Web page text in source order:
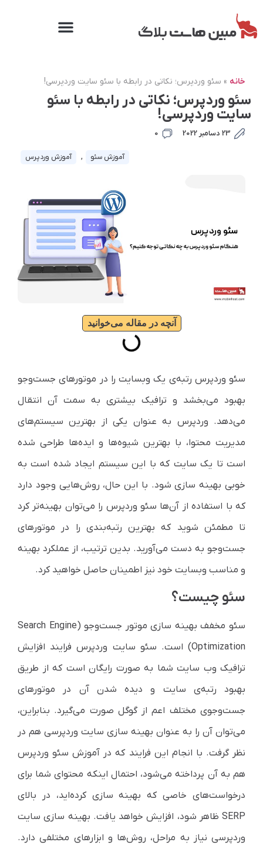
خانه » سئو وردپرس؛ نکاتی در رابطه با سئو سایت وردپرسی!
سئو وردپرس؛ نکاتی در رابطه با سئو
سایت وردپرسی!
23 دسامبر 2022 0
آموزش سئو , آموزش وردپرس
آنچه در مقاله می‌خوانید
سئو وردپرس رتبه‌ی یک وبسایت را در موتورهای جست‌وجو
بهبود می‌بخشد و ترافیک بیشتری به سمت آن انتقال
می‌دهد. وردپرس به عنوان یکی از بهترین سیستم‌های
مدیریت محتوا، با بهترین شیوه‌ها و ایده‌ها طراحی شده
است تا یک سایت که با این سیستم ایجاد شده است به
خوبی بهینه سازی شود. با این حال، روش‌هایی وجود دارد
که با استفاده از آن‌ها سئو وردپرس را می‌توان بهینه‌تر کرد
تا مطمئن شوید که بهترین رتبه‌بندی را در موتورهای
جست‌وجو به دست می‌آورید. بدین ترتیب، از عملکرد بهینه
و مناسب وبسایت خود نیز اطمینان حاصل خواهید کرد.
سئو چیست؟
سئو مخفف بهینه سازی موتور جست‌وجو (Search Engine
Optimization) است. سئو سایت وردپرس فرایند افزایش
ترافیک وب سایت شما به صورت رایگان است که از طریق
بهبود رتبه‌ی سایت و دیده شدن آن در موتورهای
جست‌وجوی مختلف اعم از گوگل صورت می‌گیرد. بنابراین،
می‌توان آن را به عنوان بهینه سازی سایت وردپرسی هم در
نظر گرفت. با انجام این فرایند که در آموزش سئو وردپرس
هم به آن پرداخته می‌شود، احتمال اینکه محتوای شما برای
درخواست‌های خاصی که بهینه سازی کرده‌اید، در بالای
SERP ظاهر شود، افزایش خواهد یافت. بهینه سازی سایت
وردپرسی نیاز به مراحل، روش‌ها و ابزارهای مختلفی دارد.